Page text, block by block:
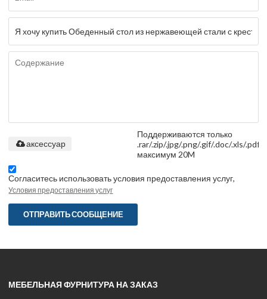
Поддерживаются только
.rar/.zip/.jpg/.png/.gif/.doc/.xls/.pdf,
максимум 20M
аксессуар
Согласитесь использовать условия предоставления услуг,
Условия предоставления услуг
ОТПРАВИТЬ СООБЩЕНИЕ
МЕБЕЛЬНАЯ ФУРНИТУРА НА ЗАКАЗ